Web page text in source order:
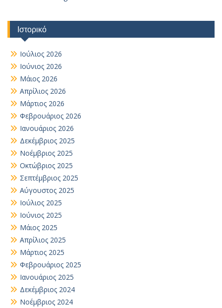
Ιστορικό
Ιούλιος 2026
Ιούνιος 2026
Μάιος 2026
Απρίλιος 2026
Μάρτιος 2026
Φεβρουάριος 2026
Ιανουάριος 2026
Δεκέμβριος 2025
Νοέμβριος 2025
Οκτώβριος 2025
Σεπτέμβριος 2025
Αύγουστος 2025
Ιούλιος 2025
Ιούνιος 2025
Μάιος 2025
Απρίλιος 2025
Μάρτιος 2025
Φεβρουάριος 2025
Ιανουάριος 2025
Δεκέμβριος 2024
Νοέμβριος 2024